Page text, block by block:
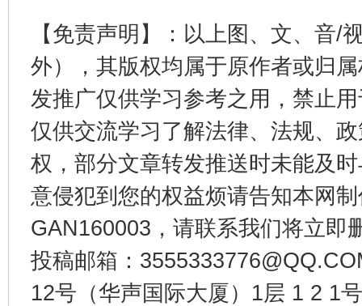
【免责声明】：以上图、文、音/
外），其版权均属于原作者或归
发推广仅供学习参考之用，禁止
仅供交流学习了解法律、法规、
权，部分文章转发推送时未能及
意侵犯到您的权益烦请告知本网
GAN160003，请联系我们将立即
投稿邮箱：
12号（华声国际大厦）1层 1 2 1
法徽映军营 权益有保障
一批国家标准开始实施 从